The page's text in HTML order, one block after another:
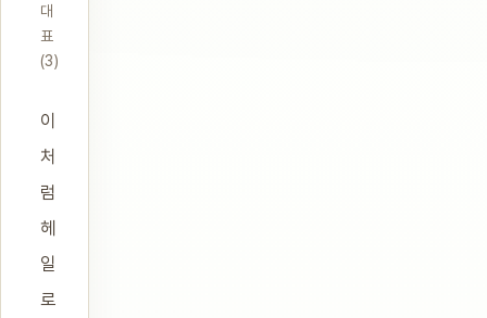
대
표
(3)
이
처
럼
헤
일
로